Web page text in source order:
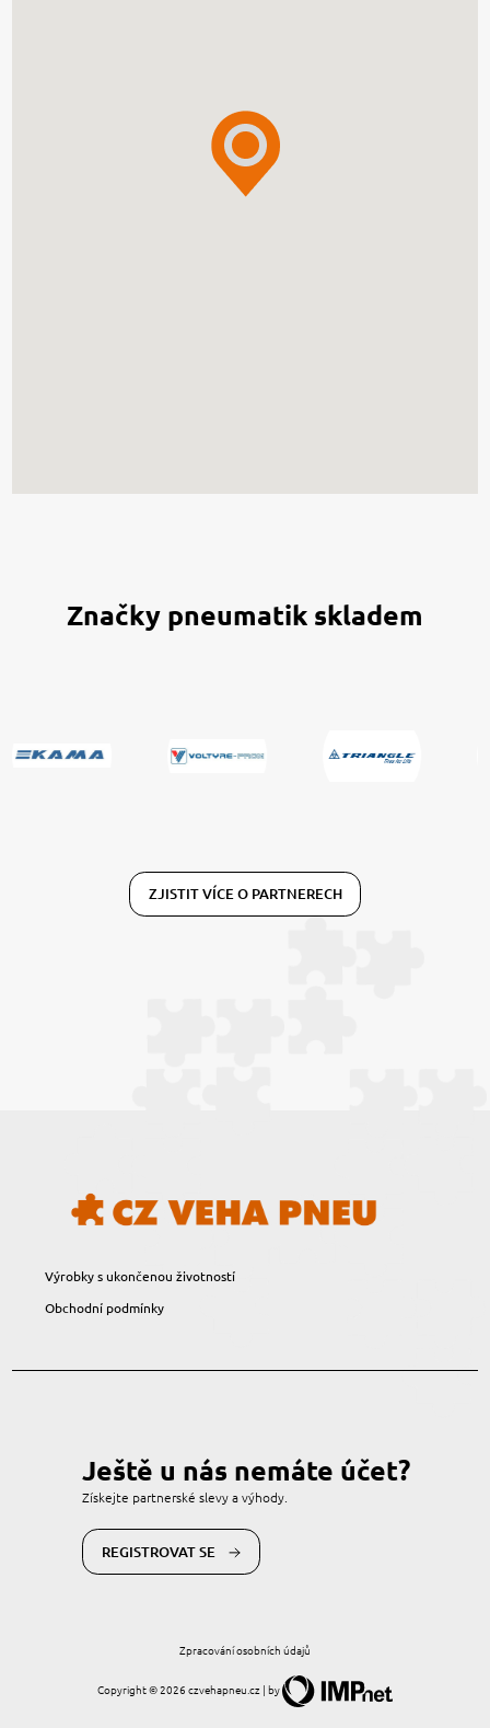
Značky pneumatik skladem
ZJISTIT VÍCE O PARTNERECH
Výrobky s ukončenou životností
Obchodní podmínky
Ještě u nás nemáte účet?
Získejte partnerské slevy a výhody.
REGISTROVAT SE
Zpracování osobních údajů
Copyright © 2026 czvehapneu.cz | by